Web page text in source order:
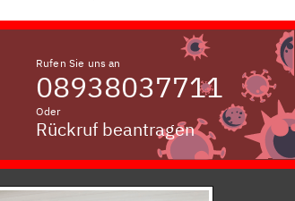
Rufen Sie uns an
08938037711
Oder
Rückruf beantragen